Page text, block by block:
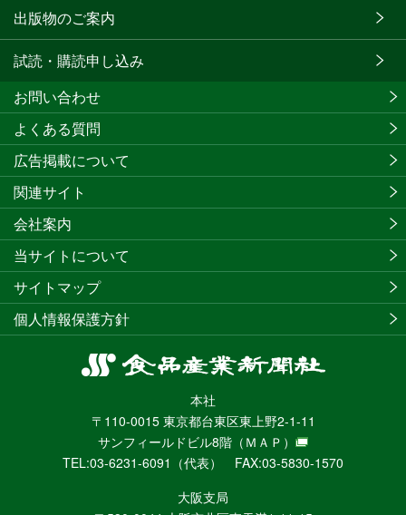
出版物のご案内
試読・購読申し込み
食
産
業
新
聞
社
本社
〒110-0015 東京都台東区東上野2-1-11
サンフィールドビル8階 （ＭＡＰ）
TEL:03-6231-6091（代表） FAX:03-5830-1570
大阪支局
お問い合わせ
よくある質問
広告掲載について
関連サイト
会社案内
当サイトについて
サイトマップ
個人情報保護方針